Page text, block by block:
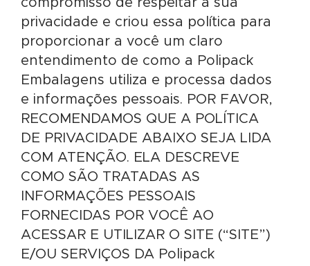
compromisso de respeitar a sua
privacidade e criou essa política para
proporcionar a você um claro
entendimento de como a Polipack
Embalagens utiliza e processa dados
e informações pessoais. POR FAVOR,
RECOMENDAMOS QUE A POLÍTICA
DE PRIVACIDADE ABAIXO SEJA LIDA
COM ATENÇÃO. ELA DESCREVE
COMO SÃO TRATADAS AS
INFORMAÇÕES PESSOAIS
FORNECIDAS POR VOCÊ AO
ACESSAR E UTILIZAR O SITE (“SITE”)
E/OU SERVIÇOS DA Polipack